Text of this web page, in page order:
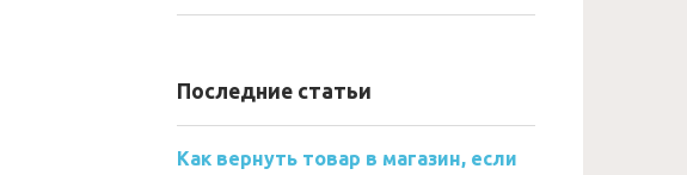
Последние статьи
Как вернуть товар в магазин, если